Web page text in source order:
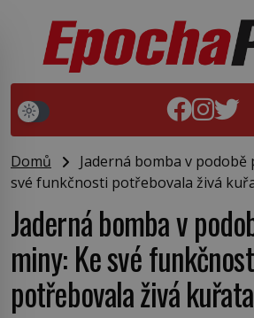
Domů
Jaderná bomba v podobě
své funkčnosti potřebovala živá
Jaderná bomba v
miny: Ke své
potřebovala živá